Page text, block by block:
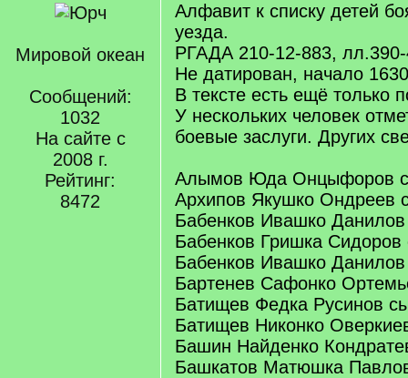
Мировой океан
Сообщений:
1032
На сайте с
2008 г.
Рейтинг:
8472
Алфавит к списку детей
уезда.
РГАДА 210-12-883,
Не датирован, начало
В тексте есть ещё только
У нескольких человек
боевые заслуги. Других
Алымов Юда Онцыфоров
Архипов Якушко Ондреев
Бабенков Ивашко
Бабенков Гришка Сидоров
Бабенков Ивашко
Бартенев Сафонко
Батищев Федка Русинов
Батищев Никонко
Башин Найденко
Башкатов Матюшка